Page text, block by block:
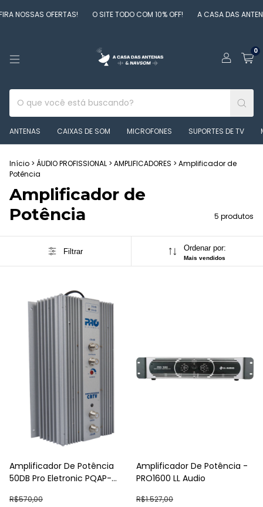
OFERTAS! O SITE TODO COM 10% OFF! A CASA DAS ANTENAS &
0
ANTENAS CAIXAS DE SOM MICROFONES SUPORTES DE TV
Início > ÁUDIO PROFISSIONAL > AMPLIFICADORES > Amplificador de
Potência
Amplificador de
Potência
5 produtos
Filtrar Ordenar por:
Mais vendidos
Amplificador De Potência
50DB Pro Eletronic PQAP-
R$570,00
Amplificador De Potência -
PRO1600 LL Audio
R$1.527,00